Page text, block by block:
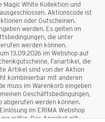
Magic White Kollektion und
Aktionscode ist
oder Gutscheinen.
werden. Es gelten im
die unter
werden können.
13.09.2026 im Webshop auf
Fanartikel, die
Artikel sind von der Aktion
kombinierbar mit anderen
muss im Warenkorb eingeben
Geschäftsbedingungen,
werden können.
im ERIMA Webshop
gültig. Das Angebot gilt